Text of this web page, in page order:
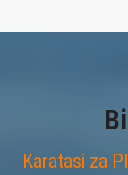
Karatasi za